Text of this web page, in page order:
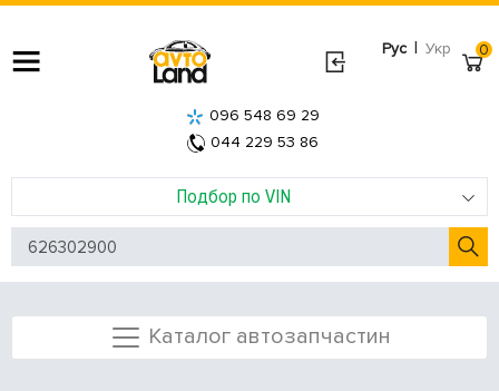
Рус | Укр
Подбор по VIN
096 548 69 29
044 229 53 86
0
Каталог автозапчастин